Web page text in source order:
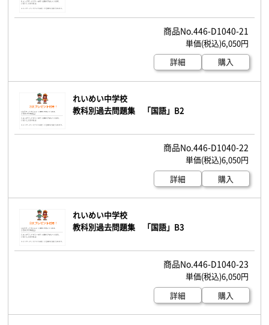
446-D1040-21
6,050円
詳細
購入
れいめい中学校
教科別過去問題集 「国語」B2
446-D1040-22
6,050円
詳細
購入
れいめい中学校
教科別過去問題集 「国語」B3
446-D1040-23
6,050円
詳細
購入